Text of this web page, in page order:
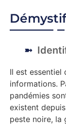
Il est essentiel
informations.
pandémies
existent
peste noire, la